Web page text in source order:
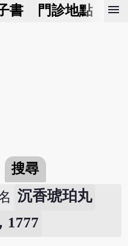
書 門診地點 預
menu
搜尋
沉香琥珀丸
1777